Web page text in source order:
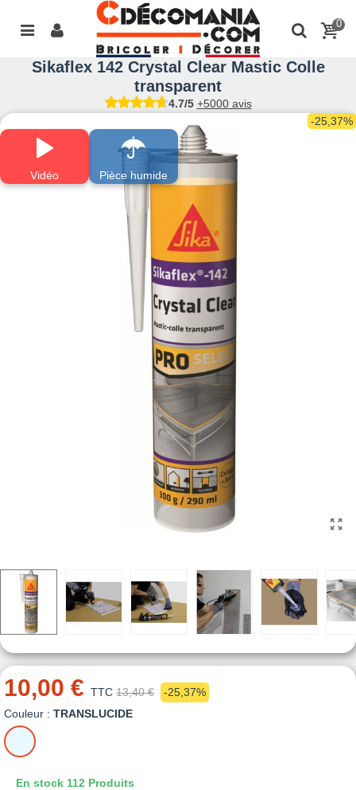
0
Sikaflex 142 Crystal Clear Mastic Colle
transparent
4.7/5 +5000 avis
Vidéo Pièce humide
-25,37%
10,00 € TTC 13,40 €
-25,37%
Couleur : TRANSLUCIDE
TRANSLUCIDE
En stock 112 Produits